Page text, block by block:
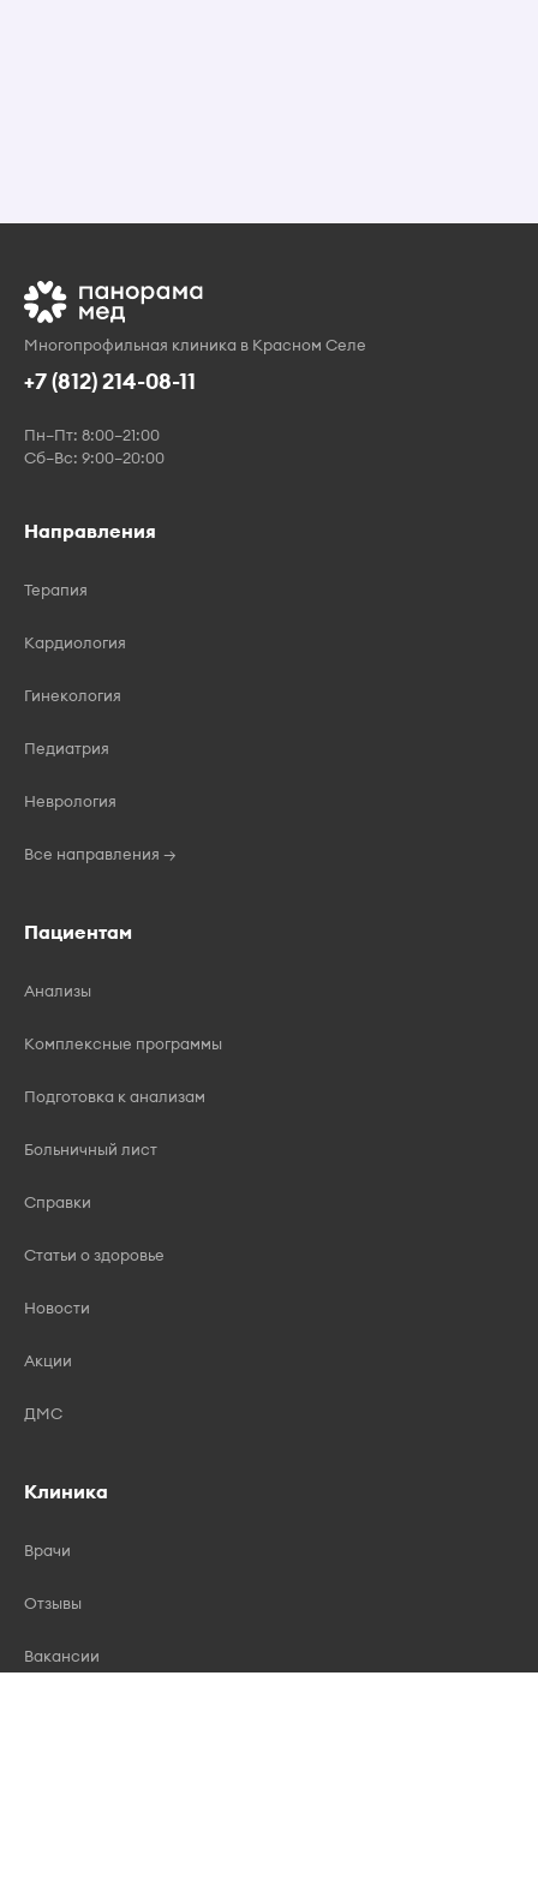
Многопрофильная клиника в Красном Селе
+7 (812) 214-08-11
Пн–Пт: 8:00–21:00
Сб–Вс: 9:00–20:00
Направления
Терапия
Кардиология
Гинекология
Педиатрия
Неврология
Все направления →
Пациентам
Анализы
Комплексные программы
Подготовка к анализам
Больничный лист
Справки
Статьи о здоровье
Новости
Акции
ДМС
Клиника
Врачи
Отзывы
Вакансии